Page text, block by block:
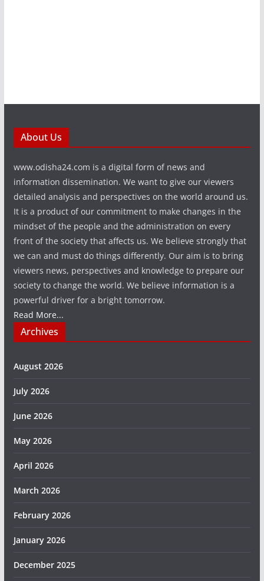
About Us
www.odisha24.com is a digital form of news and
information dissemination. We want to give our viewers
detailed analysis and perspectives on the world around us.
It is a product of our commitment to make changes in the
mindset of the people and the administration on every
front of the society that affects us. We believe strongly that
we can and must do things differently. Our aim is to bring
viewers news, perspectives and knowledge to prepare our
society to change the world. We believe information is a
powerful driver for a bright tomorrow.
Read More...
Archives
August 2026
July 2026
June 2026
May 2026
April 2026
March 2026
February 2026
January 2026
December 2025